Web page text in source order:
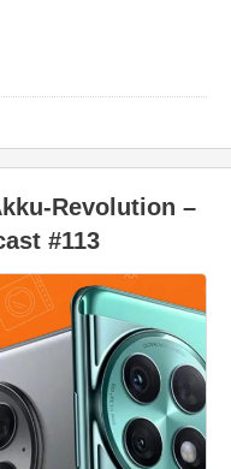
Revolution –
#113